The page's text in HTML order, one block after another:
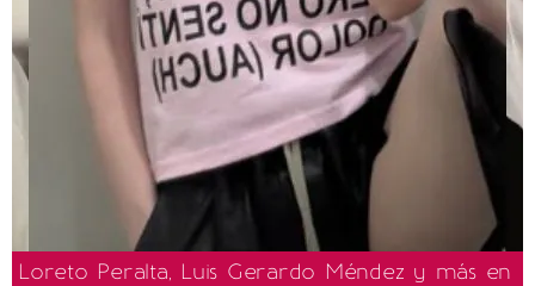
Loreto Peralta, Luis Gerardo Méndez y más en